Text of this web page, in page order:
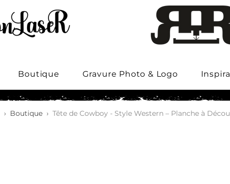
Boutique Gravure Photo & Logo
› Boutique › Tête de Cowboy - Style Western – Planche à